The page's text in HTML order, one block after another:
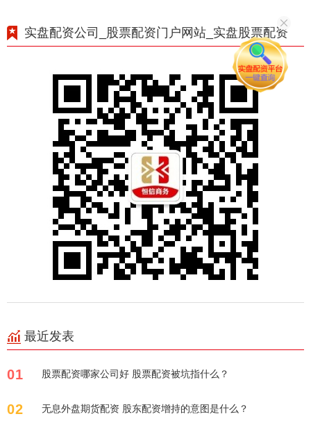
实盘配资公司_股票配资门户网站_实盘股票配资
最近发表
01 股票配资哪家公司好 股票配资被坑指什么？
02 无息外盘期货配资 股东配资增持的意图是什么？